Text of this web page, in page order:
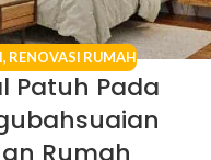
, RENOVASI RUMAH
Patuh Pada